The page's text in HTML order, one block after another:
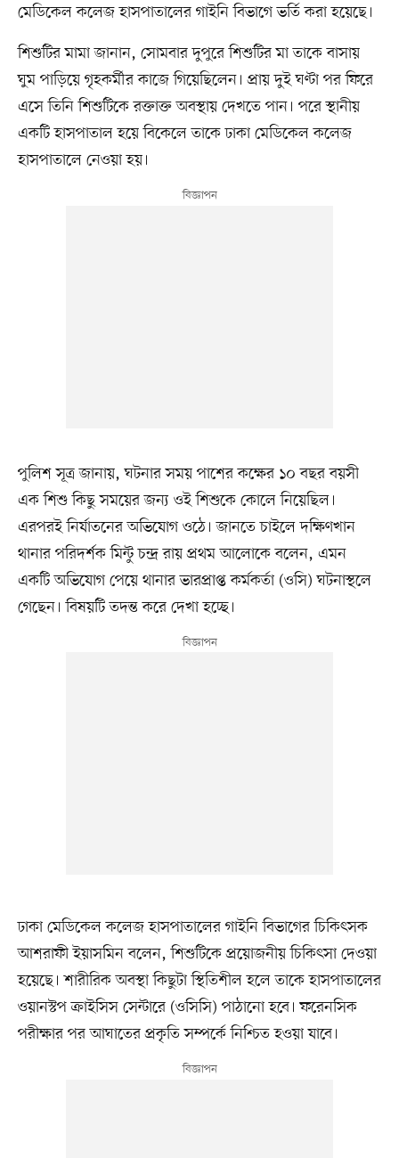
মেডিকেল কলেজ হাসপাতালের গাইনি বিভাগে ভর্তি করা হয়েছে।
শিশুটির মামা জানান, সোমবার দুপুরে শিশুটির মা তাকে বাসায়
ঘুম পাড়িয়ে গৃহকর্মীর কাজে গিয়েছিলেন। প্রায় দুই ঘণ্টা পর ফিরে
এসে তিনি শিশুটিকে রক্তাক্ত অবস্থায় দেখতে পান। পরে স্থানীয়
একটি হাসপাতাল হয়ে বিকেলে তাকে ঢাকা মেডিকেল কলেজ
হাসপাতালে নেওয়া হয়।
পুলিশ সূত্র জানায়, ঘটনার সময় পাশের কক্ষের ১০ বছর বয়সী
এক শিশু কিছু সময়ের জন্য ওই শিশুকে কোলে নিয়েছিল।
এরপরই নির্যাতনের অভিযোগ ওঠে। জানতে চাইলে দক্ষিণখান
থানার পরিদর্শক মিন্টু চন্দ্র রায় প্রথম আলোকে বলেন, এমন
একটি অভিযোগ পেয়ে থানার ভারপ্রাপ্ত কর্মকর্তা (ওসি) ঘটনাস্থলে
গেছেন। বিষয়টি তদন্ত করে দেখা হচ্ছে।
ঢাকা মেডিকেল কলেজ হাসপাতালের গাইনি বিভাগের চিকিৎসক
আশরাফী ইয়াসমিন বলেন, শিশুটিকে প্রয়োজনীয় চিকিৎসা দেওয়া
হয়েছে। শারীরিক অবস্থা কিছুটা স্থিতিশীল হলে তাকে হাসপাতালের
ওয়ানস্টপ ক্রাইসিস সেন্টারে (ওসিসি) পাঠানো হবে। ফরেনসিক
পরীক্ষার পর আঘাতের প্রকৃতি সম্পর্কে নিশ্চিত হওয়া যাবে।